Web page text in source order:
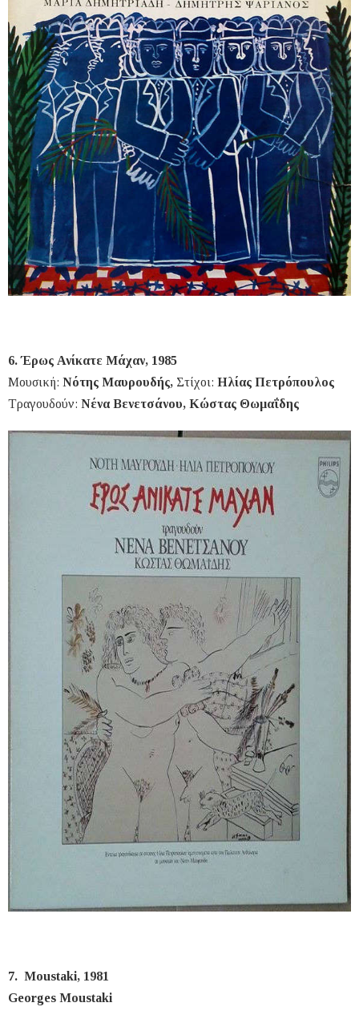
6. Έρως Ανίκατε Μάχαν, 1985
Μουσική: Νότης Μαυρουδής, Στίχοι: Ηλίας Πετρόπουλος
Τραγουδούν: Νένα Βενετσάνου, Κώστας Θωμαΐδης
7. Moustaki, 1981
Georges Moustaki